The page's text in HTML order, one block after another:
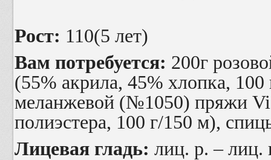
Рост: 110(5 лет)
Вам потребуется: 200г
(55% акрила, 45% хлопка,
меланжевой (№1050) пряжи
полиэстера, 100 г/150 м),
Лицевая гладь: лиц. р. – лиц.